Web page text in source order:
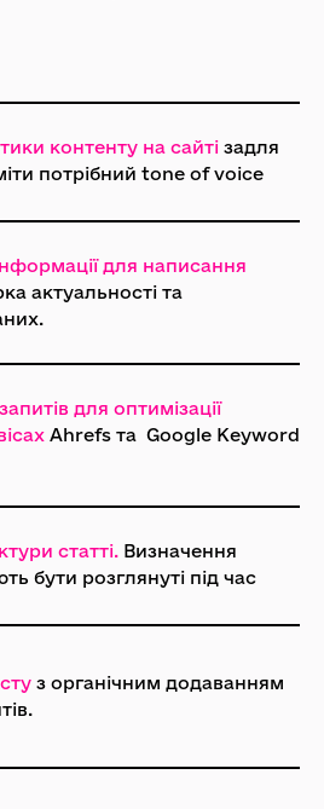
контенту на сайті задля
потрібний tone of voice
для написання
актуальності та
для оптимізації
Ahrefs та Google Keyword
статті. Визначення
бути розглянуті під час
з органічним додаванням